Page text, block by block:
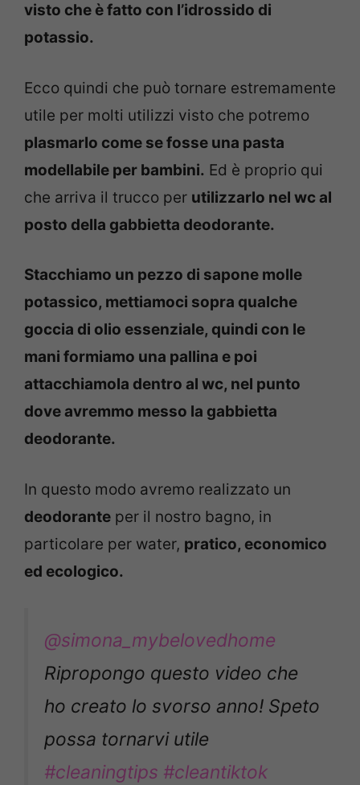
visto che è fatto con l’idrossido di
potassio.
Ecco quindi che può tornare estremamente
utile per molti utilizzi visto che potremo
plasmarlo come se fosse una pasta
modellabile per bambini. Ed è proprio qui
che arriva il trucco per utilizzarlo nel wc al
posto della gabbietta deodorante.
Stacchiamo un pezzo di sapone molle
potassico, mettiamoci sopra qualche
goccia di olio essenziale, quindi con le
mani formiamo una pallina e poi
attacchiamola dentro al wc, nel punto
dove avremmo messo la gabbietta
deodorante.
In questo modo avremo realizzato un
deodorante per il nostro bagno, in
particolare per water, pratico, economico
ed ecologico.
@simona_mybelovedhome
Ripropongo questo video che
ho creato lo svorso anno! Speto
possa tornarvi utile
#cleaningtips #cleantiktok